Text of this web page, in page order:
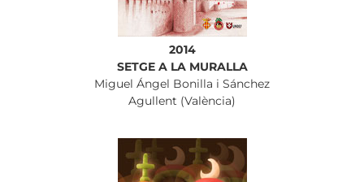
2014
SETGE A LA MURALLA
Miguel Ángel Bonilla i Sánchez
Agullent (València)